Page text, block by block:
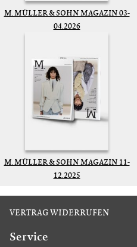
M. MÜLLER & SOHN MAGAZIN 03-
04.2026
M. MÜLLER & SOHN MAGAZIN 11-
12.2025
VERTRAG WIDERRUFEN
Service